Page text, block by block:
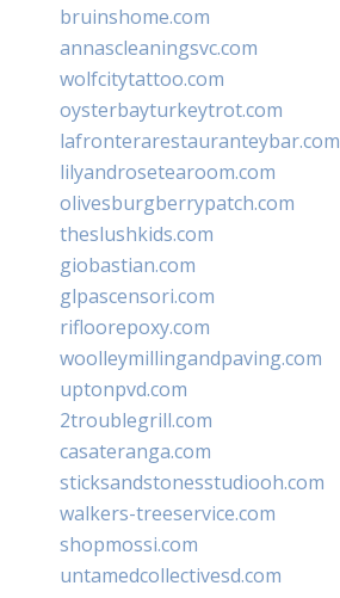
bruinshome.com
annascleaningsvc.com
wolfcitytattoo.com
oysterbayturkeytrot.com
lafronterarestauranteybar.com
lilyandrosetearoom.com
olivesburgberrypatch.com
theslushkids.com
giobastian.com
glpascensori.com
rifloorepoxy.com
woolleymillingandpaving.com
uptonpvd.com
2troublegrill.com
casateranga.com
sticksandstonesstudiooh.com
walkers-treeservice.com
shopmossi.com
untamedcollectivesd.com